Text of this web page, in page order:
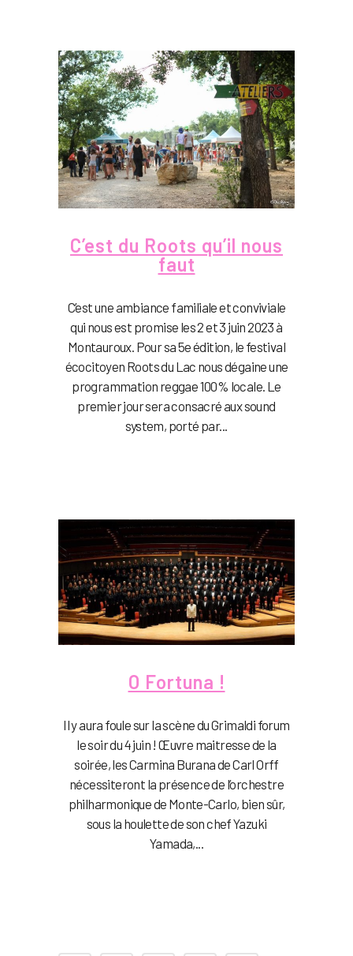
C’est du Roots qu’il nous
faut
C’est une ambiance familiale et conviviale
qui nous est promise les 2 et 3 juin 2023 à
Montauroux. Pour sa 5e édition, le festival
écocitoyen Roots du Lac nous dégaine une
programmation reggae 100% locale. Le
premier jour sera consacré aux sound
system, porté par...
O Fortuna !
Il y aura foule sur la scène du Grimaldi forum
le soir du 4 juin ! Œuvre maitresse de la
soirée, les Carmina Burana de Carl Orff
nécessiteront la présence de l’orchestre
philharmonique de Monte-Carlo, bien sûr,
sous la houlette de son chef Yazuki
Yamada,...